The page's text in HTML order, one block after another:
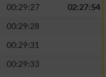
00:29:27
02:27:54
00:29:28
00:29:31
00:29:33